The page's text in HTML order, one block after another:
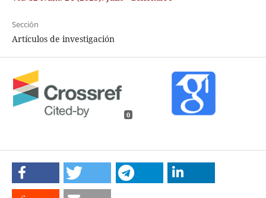
Sección
Artículos de investigación
0